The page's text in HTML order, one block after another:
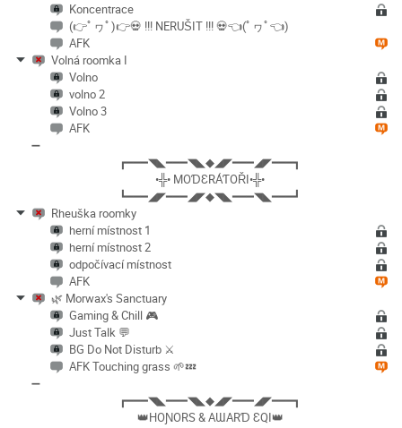
Koncentrace
(👉ﾟヮﾟ)👉💀 !!! NERUŠIT !!! 💀👈(ﾟヮﾟ👈)
AFK
Volná roomka I
Volno
volno 2
Volno 3
AFK
➖
┏━━━◥◣━━━◥◣◆◢◤━━━◢◤━━━┓
•╬• MOƊƐRÁƬOŘI•╬•
┗━━━◢◤━━━◢◤◆◥◣━━━◥◣━━━┛
Rheuška roomky
herní místnost 1
herní místnost 2
odpočívací místnost
AFK
🌿 Morwax's Sanctuary
Gaming & Chill 🎮
Just Talk 💬
BG Do Not Disturb ⚔️
AFK Touching grass 🌱💤
➖
┏━━━◥◣━━━◥◣◆◢◤━━━◢◤━━━┓
👑HOƝORS & AƜARƊ ƐQI👑